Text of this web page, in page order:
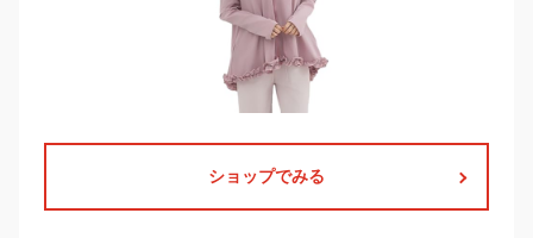
ショップでみる